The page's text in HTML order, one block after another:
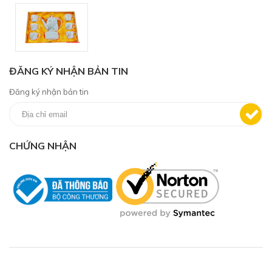
ĐĂNG KÝ NHẬN BẢN TIN
Đăng ký nhận bản tin
CHỨNG NHẬN